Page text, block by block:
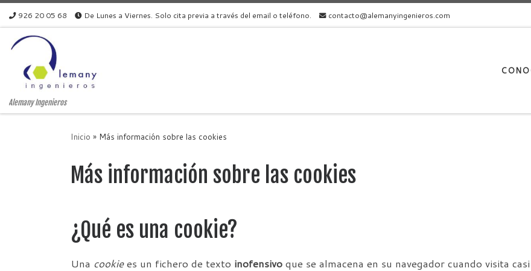
Skip to content
926 20 05 68 De Lunes a Viernes. Solo cita previa a través del email o teléfono. contacto@alemanyingenieros.com
Alemany Ingenieros
Inicio » Más información sobre las cookies
Más información sobre las cookies
¿Qué es una cookie?
Una cookiees un fichero de texto inofensivo que se almacena en su navegador cuando visita